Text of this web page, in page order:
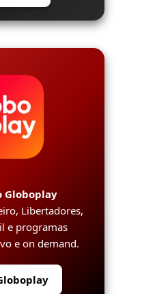
Globoplay
Libertadores,
e programas
e on demand.